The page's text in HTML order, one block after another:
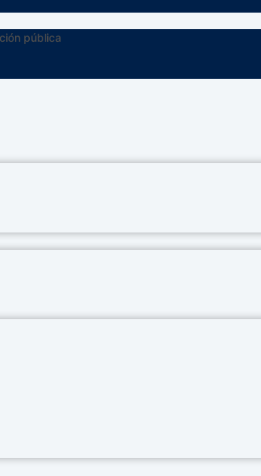
pública